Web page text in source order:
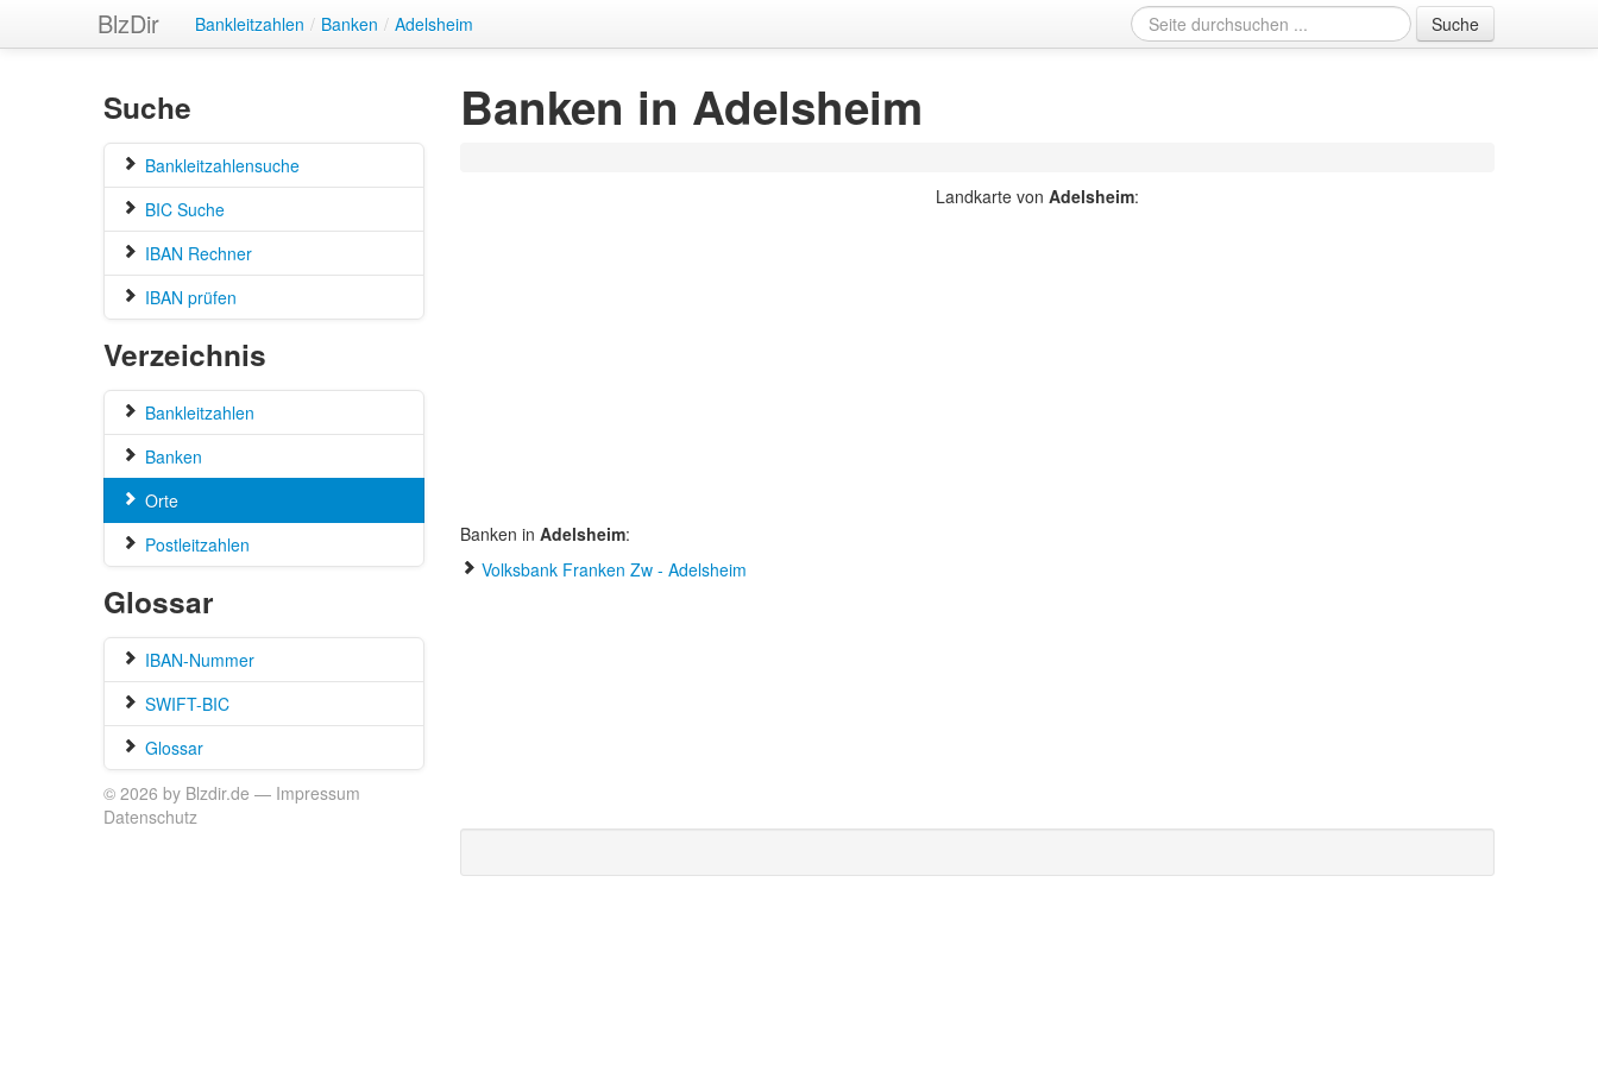
BlzDir Bankleitzahlen / Banken / Adelsheim Suche
Suche
Bankleitzahlensuche
BIC Suche
IBAN Rechner
IBAN prüfen
Verzeichnis
Bankleitzahlen
Banken
Orte
Postleitzahlen
Glossar
IBAN-Nummer
SWIFT-BIC
Glossar
© 2026 by Blzdir.de — Impressum
Datenschutz
Banken in Adelsheim
Banken in Adelsheim:
Volksbank Franken Zw - Adelsheim
Landkarte von Adelsheim: